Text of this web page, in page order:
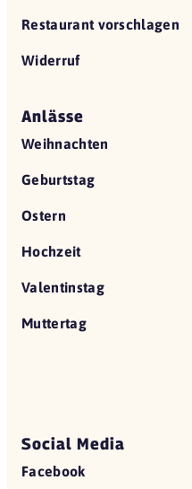
Restaurant vorschlagen
Widerruf
Anlässe
Weihnachten
Geburtstag
Ostern
Hochzeit
Valentinstag
Muttertag
Social Media
Facebook